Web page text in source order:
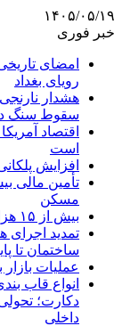
۱۴۰۵/۰۵/۱۹
خبر فوری
امضای
رویای بغداد
سقوط سنگ
اقتصاد
است
افزایش
مسکن
بیش از ۱۵ هزار زائر اربعین به البرز بازگشتند
ساختمان تا
عملیات
انواع قاب
دکارت؛
داخلی